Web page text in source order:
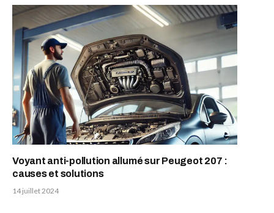
Voyant anti-pollution allumé sur Peugeot 207 :
causes et solutions
14 juillet 2024